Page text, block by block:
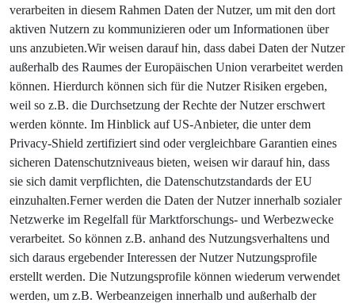
verarbeiten in diesem Rahmen Daten der Nutzer, um mit den dort
aktiven Nutzern zu kommunizieren oder um Informationen über
uns anzubieten.Wir weisen darauf hin, dass dabei Daten der Nutzer
außerhalb des Raumes der Europäischen Union verarbeitet werden
können. Hierdurch können sich für die Nutzer Risiken ergeben,
weil so z.B. die Durchsetzung der Rechte der Nutzer erschwert
werden könnte. Im Hinblick auf US-Anbieter, die unter dem
Privacy-Shield zertifiziert sind oder vergleichbare Garantien eines
sicheren Datenschutzniveaus bieten, weisen wir darauf hin, dass
sie sich damit verpflichten, die Datenschutzstandards der EU
einzuhalten.Ferner werden die Daten der Nutzer innerhalb sozialer
Netzwerke im Regelfall für Marktforschungs- und Werbezwecke
verarbeitet. So können z.B. anhand des Nutzungsverhaltens und
sich daraus ergebender Interessen der Nutzer Nutzungsprofile
erstellt werden. Die Nutzungsprofile können wiederum verwendet
werden, um z.B. Werbeanzeigen innerhalb und außerhalb der